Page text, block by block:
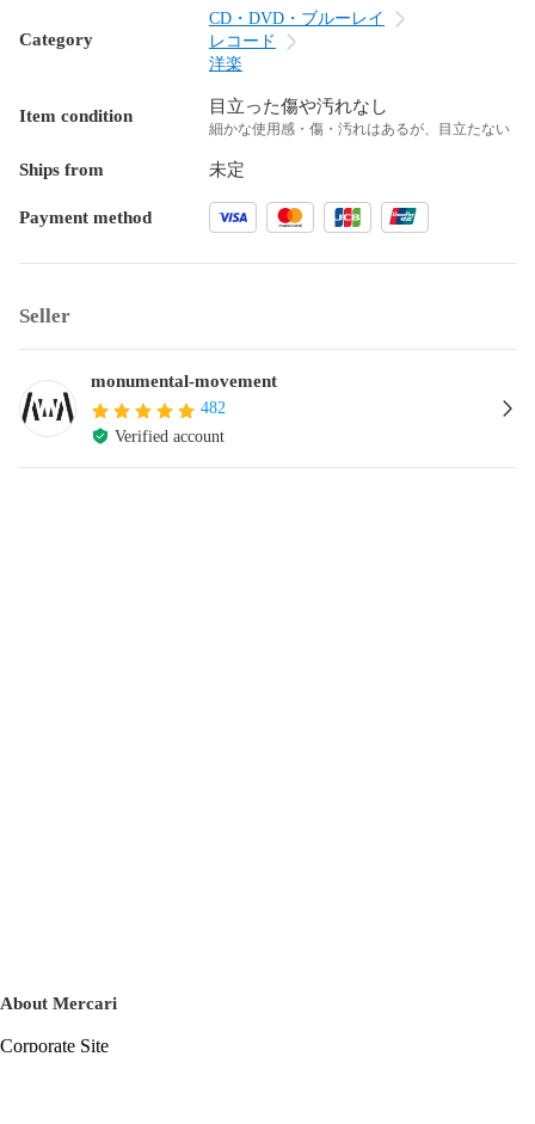
Category
CD・DVD・ブルーレイ
レコード
洋楽
Item condition 目立った傷や汚れなし
細かな使用感・傷・汚れはあるが、目立たない
Ships from 未定
Payment method
Seller
monumental-movement
482
Verified account
About Mercari
Corporate Site